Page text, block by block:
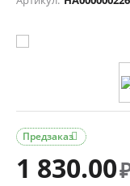

Предзаказ
1 830.00